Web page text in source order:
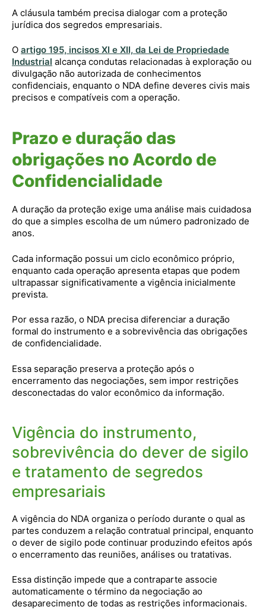
A cláusula também precisa dialogar com a proteção
jurídica dos segredos empresariais.
O artigo 195, incisos XI e XII, da Lei de Propriedade
Industrial alcança condutas relacionadas à exploração ou
divulgação não autorizada de conhecimentos
confidenciais, enquanto o NDA define deveres civis mais
precisos e compatíveis com a operação.
Prazo e duração das
obrigações no Acordo de
Confidencialidade
A duração da proteção exige uma análise mais cuidadosa
do que a simples escolha de um número padronizado de
anos.
Cada informação possui um ciclo econômico próprio,
enquanto cada operação apresenta etapas que podem
ultrapassar significativamente a vigência inicialmente
prevista.
Por essa razão, o NDA precisa diferenciar a duração
formal do instrumento e a sobrevivência das obrigações
de confidencialidade.
Essa separação preserva a proteção após o
encerramento das negociações, sem impor restrições
desconectadas do valor econômico da informação.
Vigência do instrumento,
sobrevivência do dever de sigilo
e tratamento de segredos
empresariais
A vigência do NDA organiza o período durante o qual as
partes conduzem a relação contratual principal, enquanto
o dever de sigilo pode continuar produzindo efeitos após
o encerramento das reuniões, análises ou tratativas.
Essa distinção impede que a contraparte associe
automaticamente o término da negociação ao
desaparecimento de todas as restrições informacionais.